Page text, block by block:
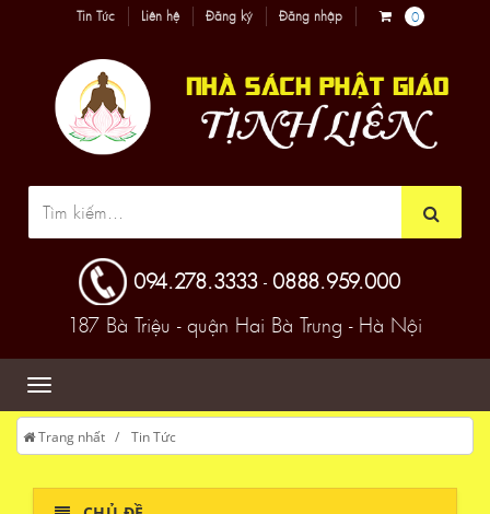
Tin Tức Liên hệ Đăng ký Đăng nhập 0
094.278.3333 - 0888.959.000
187 Bà Triệu - quận Hai Bà Trưng - Hà Nội
Trang nhất Tin Tức